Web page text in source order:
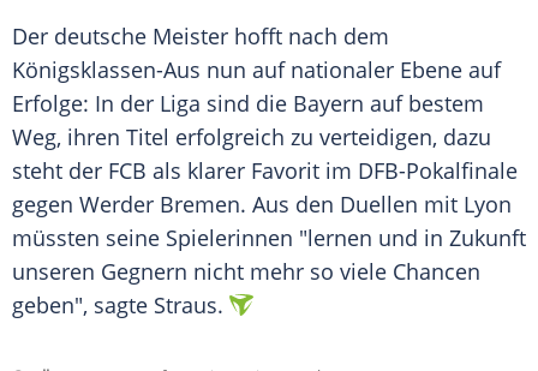
Der deutsche Meister hofft nach dem
Königsklassen-Aus nun auf nationaler Ebene auf
Erfolge: In der Liga sind die Bayern auf bestem
Weg, ihren Titel erfolgreich zu verteidigen, dazu
steht der FCB als klarer Favorit im DFB-Pokalfinale
gegen Werder Bremen. Aus den Duellen mit Lyon
müssten seine Spielerinnen "lernen und in Zukunft
unseren Gegnern nicht mehr so viele Chancen
geben", sagte Straus.